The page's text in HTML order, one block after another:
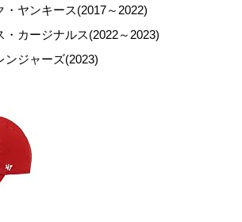
・ヤンキース(2017～2022)
・カージナルス(2022～2023)
ンジャーズ(2023)